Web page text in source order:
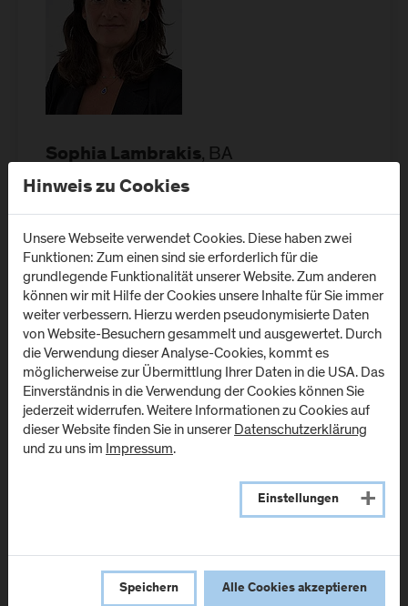
Sophia Lambrakis, BA
Department Business and Tourism
Standort: Campus Urstein
Raum: Urstein - 218
T:+43-50-2211-1359
E:sophia.lambrakis@fh-salzburg.ac.at
Details
Hinweis zu Cookies
Unsere Webseite verwendet Cookies. Diese haben zwei
Funktionen: Zum einen sind sie erforderlich für die
grundlegende Funktionalität unserer Website. Zum anderen
können wir mit Hilfe der Cookies unsere Inhalte für Sie immer
weiter verbessern. Hierzu werden pseudonymisierte Daten
von Website-Besuchern gesammelt und ausgewertet. Durch
die Verwendung dieser Analyse-Cookies, kommt es
möglicherweise zur Übermittlung Ihrer Daten in die USA. Das
Einverständnis in die Verwendung der Cookies können Sie
jederzeit widerrufen. Weitere Informationen zu Cookies auf
dieser Website finden Sie in unsererDatenschutzerklärung
und zu uns im Impressum.
Einstellungen
Speichern Alle Cookies akzeptieren